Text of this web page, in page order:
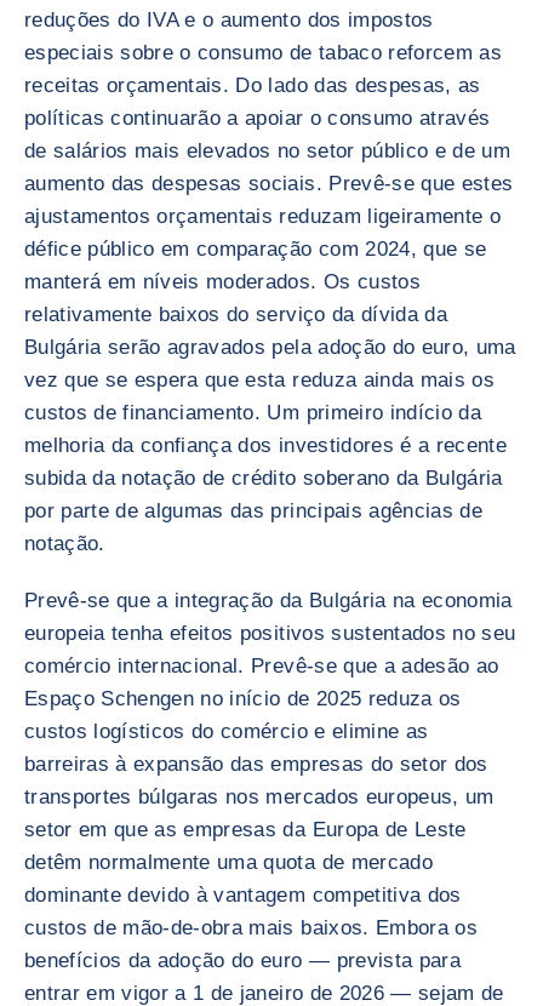
reduções do IVA e o aumento dos impostos
especiais sobre o consumo de tabaco reforcem as
receitas orçamentais. Do lado das despesas, as
políticas continuarão a apoiar o consumo através
de salários mais elevados no setor público e de um
aumento das despesas sociais. Prevê-se que estes
ajustamentos orçamentais reduzam ligeiramente o
défice público em comparação com 2024, que se
manterá em níveis moderados. Os custos
relativamente baixos do serviço da dívida da
Bulgária serão agravados pela adoção do euro, uma
vez que se espera que esta reduza ainda mais os
custos de financiamento. Um primeiro indício da
melhoria da confiança dos investidores é a recente
subida da notação de crédito soberano da Bulgária
por parte de algumas das principais agências de
notação.
Prevê-se que a integração da Bulgária na economia
europeia tenha efeitos positivos sustentados no seu
comércio internacional. Prevê-se que a adesão ao
Espaço Schengen no início de 2025 reduza os
custos logísticos do comércio e elimine as
barreiras à expansão das empresas do setor dos
transportes búlgaras nos mercados europeus, um
setor em que as empresas da Europa de Leste
detêm normalmente uma quota de mercado
dominante devido à vantagem competitiva dos
custos de mão-de-obra mais baixos. Embora os
benefícios da adoção do euro — prevista para
entrar em vigor a 1 de janeiro de 2026 — sejam de